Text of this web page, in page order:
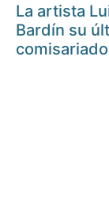
La artista
Bardín su